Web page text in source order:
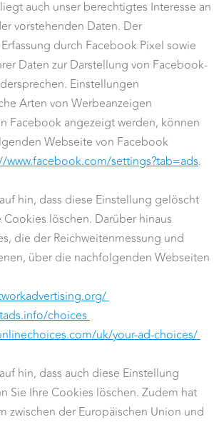
auch unser berechtigtes Interesse an
vorstehenden Daten. Der
durch Facebook Pixel sowie
Daten zur Darstellung von Facebook-
Einstellungen
Arten von Werbeanzeigen
Facebook angezeigt werden, können
Webseite von Facebook
www.facebook.com/settings?tab=ads.
hin, dass diese Einstellung gelöscht
Cookies löschen. Darüber hinaus
die der Reichweitenmessung und
über die nachfolgenden Webseiten
choices
uk/your-ad-choices/
hin, dass auch diese Einstellung
Sie Ihre Cookies löschen. Zudem hat
zwischen der Europäischen Union und